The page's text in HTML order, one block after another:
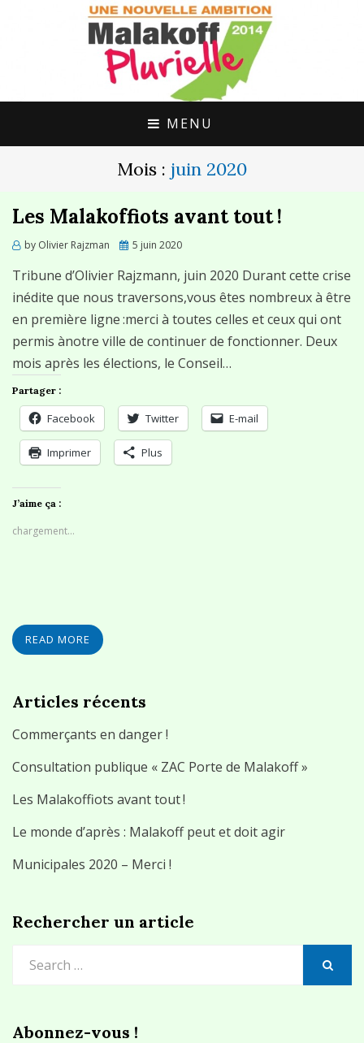
MALAKOFF
PLURIELLE
UNE ALTERNATIVE CITOYENNE POUR
MALAKOFF
MENU
Mois : juin 2020
Les Malakoffiots avant tout !
by Olivier Rajzman
Posted
5 juin 2020
Tribune d’Olivier Rajzmann, juin 2020 Durant cette crise
inédite que nous traversons,vous êtes nombreux à être
en première ligne :merci à toutes celles et ceux qui ont
permis ànotre ville de continuer de fonctionner. Deux
mois après les élections, le Conseil…
Partager :
Facebook Twitter E-mail
Imprimer Plus
J’aime ça :
chargement…
READ MORE
Articles récents
Commerçants en danger !
Consultation publique « ZAC Porte de Malakoff »
Les Malakoffiots avant tout !
Le monde d’après : Malakoff peut et doit agir
Municipales 2020 – Merci !
Rechercher un article
for:
Abonnez-vous !